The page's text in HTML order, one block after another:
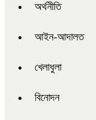
অর্থনীতি
আইন-আদালত
খেলাধুলা
বিনোদন